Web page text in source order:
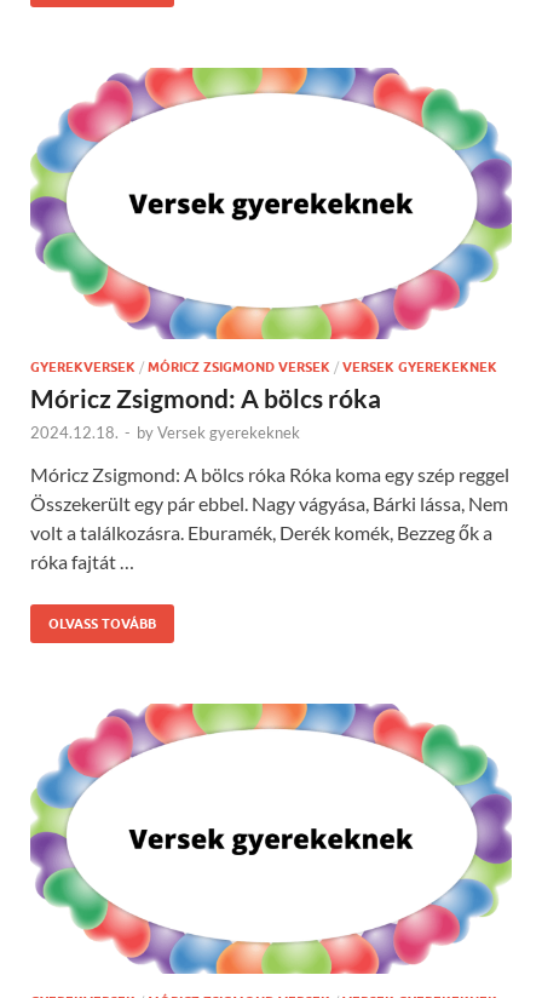
GYEREKVERSEK / MÓRICZ ZSIGMOND VERSEK / VERSEK GYEREKEKNEK
Móricz Zsigmond: A bölcs róka
2024.12.18. - byVersek gyerekeknek
Móricz Zsigmond: A bölcs róka Róka koma egy szép reggel
Összekerült egy pár ebbel. Nagy vágyása, Bárki lássa, Nem
volt a találkozásra. Eburamék, Derék komék, Bezzeg ők a
róka fajtát …
OLVASS TOVÁBB